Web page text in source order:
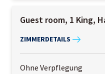
Guest room, 1 King,
ZIMMERDETAILS
Ohne Verpflegung